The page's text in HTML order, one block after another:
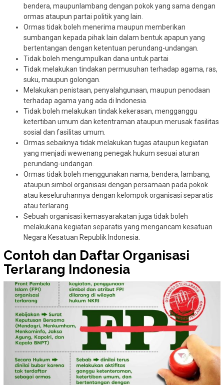
bendera, maupunlambang dengan pokok yang sama dengan
ormas ataupun partai politik yang lain.
Ormas tidak boleh menerima maupun memberikan
sumbangan kepada pihak lain dalam bentuk apapun yang
bertentangan dengan ketentuan perundang-undangan.
Tidak boleh mengumpulkan dana untuk partai
Tidak melakukan tindakan permusuhan terhadap agama, ras,
suku, maupun golongan.
Melakukan penistaan, penyalahgunaan, maupun penodaan
terhadap agama yang ada di Indonesia.
Tidak boleh melakukan tindak kekerasan, mengganggu
ketertiban umum dan ketentraman ataupun merusak fasilitas
sosial dan fasilitas umum.
Ormas sebaiknya tidak melakukan tugas ataupun kegiatan
yang menjadi wewenang penegak hukum sesuai aturan
perundang-undangan.
Ormas tidak boleh menggunakan nama, bendera, lambang,
ataupun simbol organisasi dengan persamaan pada pokok
atau keseluruhannya dengan kelompok organisasi separatis
atau terlarang.
Sebuah organisasi kemasyarakatan juga tidak boleh
melakukana kegiatan separatis yang mengancam kesatuan
Negara Kesatuan Republik Indonesia.
Contoh dan Daftar Organisasi
Terlarang Indonesia